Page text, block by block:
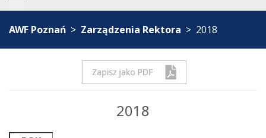
AWF Poznań Zarządzenia Rektora 2018
2018